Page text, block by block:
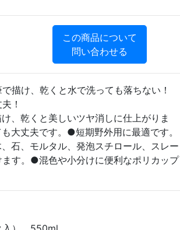
この商品について
問い合わせる
描け、乾くと水で洗っても落ちない！
！
、乾くと美しいツヤ消しに仕上がりま
大丈夫です。●短期野外用に最適です。
石、モルタル、発泡スチロール、スレー
ます。●混色や小分けに便利なポリカップ